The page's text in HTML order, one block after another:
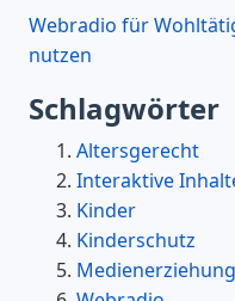
Webradio für
nutzen
Schlagwörter
Altersgerecht
Interaktive
Kinder
Kinderschutz
Medienerziehung